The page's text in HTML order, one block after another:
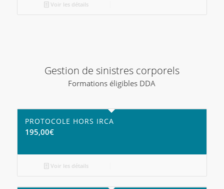
Voir les détails
Gestion de sinistres corporels
Formations éligibles DDA
PROTOCOLE HORS IRCA
195,00€
Voir les détails